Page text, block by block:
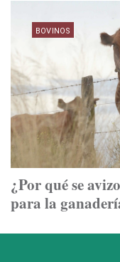
BOVINOS
¿Por qué se
para la